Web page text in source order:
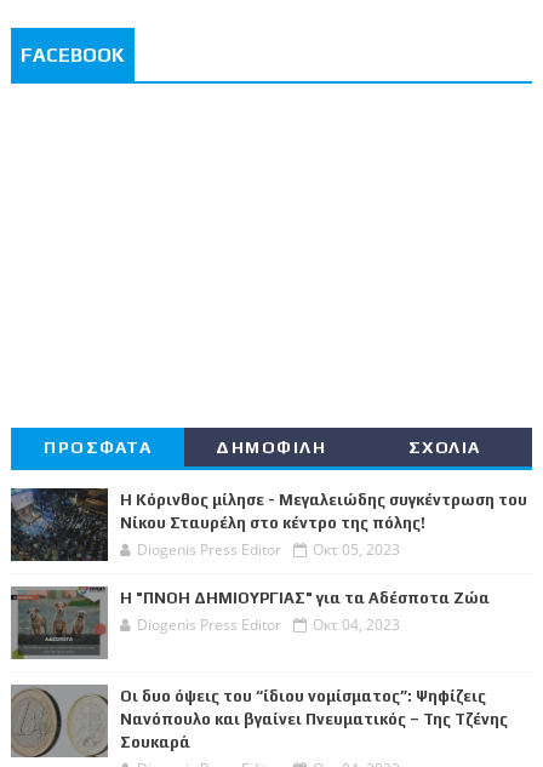
FACEBOOK
ΠΡΟΣΦΑΤΑ ΔΗΜΟΦΙΛΗ ΣΧΟΛΙΑ
Η Κόρινθος μίλησε - Μεγαλειώδης συγκέντρωση του
Νίκου Σταυρέλη στο κέντρο της πόλης!
Diogenis Press Editor Οκτ 05, 2023
Η "ΠΝΟΗ ΔΗΜΙΟΥΡΓΙΑΣ" για τα Αδέσποτα Ζώα
Diogenis Press Editor Οκτ 04, 2023
Οι δυο όψεις του “ίδιου νομίσματος”: Ψηφίζεις
Νανόπουλο και βγαίνει Πνευματικός – Της Τζένης
Σουκαρά